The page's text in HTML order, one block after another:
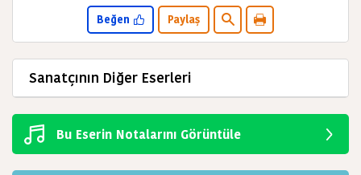
Beğen Paylaş
Sanatçının Diğer Eserleri
Bu Eserin Notalarını Görüntüle